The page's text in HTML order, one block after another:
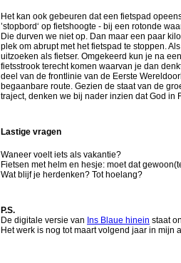
Het kan ook gebeuren dat een fietspad
’stopbord‘ op fietshoogte - bij een rotonde
Die durven we niet op. Dan maar een paar
plek om abrupt met het fietspad te stoppen.
uitzoeken als fietser. Omgekeerd kun je na
fietsstrook terecht komen waarvan je dan
deel van de frontlinie van de Eerste
begaanbare route. Gezien de staat van de
traject, denken we bij nader inzien dat God in
Lastige vragen
Waneer voelt iets als vakantie?
Fietsen met helm en hesje: moet dat
Wat blijf je herdenken? Tot hoelang?
P.S.
De digitale versie van Ins Blaue hinein staat
Het werk is nog tot maart volgend jaar in mijn